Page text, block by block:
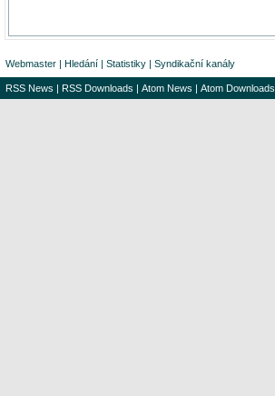
Webmaster | Hledání | Statistiky | Syndikační kanály
RSS News | RSS Downloads | Atom News | Atom Downloads